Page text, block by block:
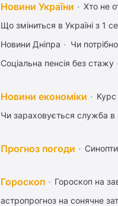
Новини України Хто не
Що зміниться в Україні з 1
Новини Дніпра
Чи
Соціальна пенсія без стажу
Новини економіки
Чи зараховується служба в
Прогноз погоди
Гороскоп Гороскоп на
астропрогноз на сонячне